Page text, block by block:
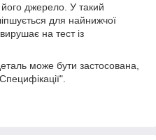
джерело. У такий
для найнижчої
на тест із
може бути застосована,